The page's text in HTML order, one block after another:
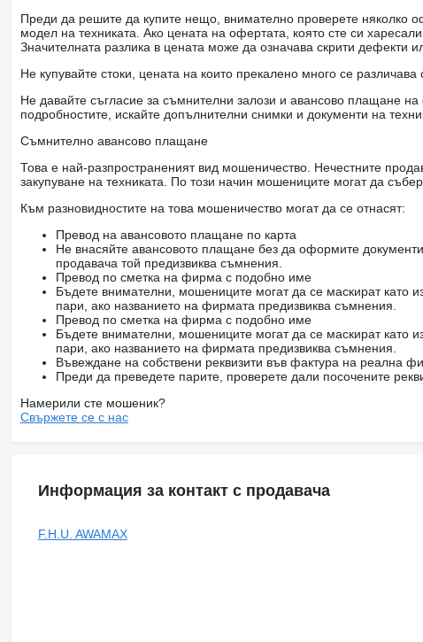
Преди да решите да купите нещо, внимателно проверете няколко
модел на техниката. Ако цената на офертата, която сте си
Значителната разлика в цената може да означава скрити дефекти
Не купувайте стоки, цената на които прекалено много се
Не давайте съгласие за съмнителни залози и авансово плащане
подробностите, искайте допълнителни снимки и документи на
Съмнително авансово плащане
Това е най-разпространеният вид мошеничество. Нечестните
закупуване на техниката. По този начин мошениците могат да
Към разновидностите на това мошеничество могат да се отнасят:
Превод на авансовото плащане по карта
Не внасяйте авансовото плащане без да оформите
продавача той предизвиква съмнения.
Превод по сметка на фирма с подобно име
Бъдете внимателни, мошениците могат да се маскират като
пари, ако названието на фирмата предизвиква съмнения.
Превод по сметка на фирма с подобно име
Бъдете внимателни, мошениците могат да се маскират като
пари, ако названието на фирмата предизвиква съмнения.
Въвеждане на собствени реквизити във фактура на реална
Преди да преведете парите, проверете дали посочените
Намерили сте мошеник?
Свържете се с нас
Информация за контакт с продавача
F.H.U. AWAMAX